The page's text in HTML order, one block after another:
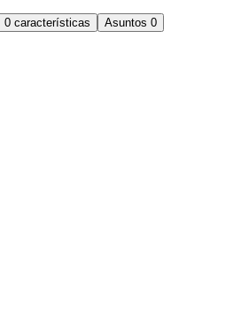
0 características Asuntos 0